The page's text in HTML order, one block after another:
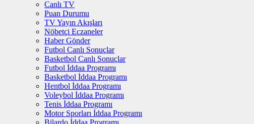
Canlı TV
Puan Durumu
TV Yayın Akışları
Nöbetçi Eczaneler
Haber Gönder
Futbol Canlı Sonuçlar
Basketbol Canlı Sonuçlar
Futbol İddaa Programı
Basketbol İddaa Programı
Hentbol İddaa Programı
Voleybol İddaa Programı
Tenis İddaa Programı
Motor Sporları İddaa Programı
Bilardo İddaa Programı